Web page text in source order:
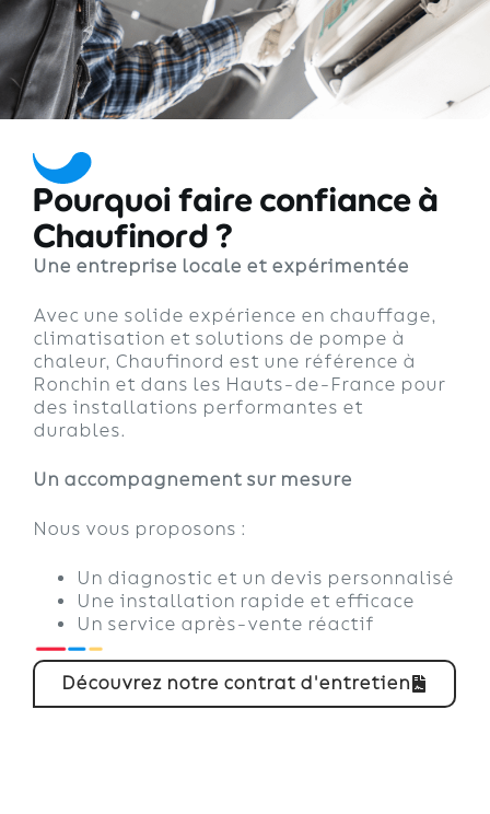
Pourquoi faire confiance à
Chaufinord ?
Une entreprise locale et expérimentée
Avec une solide expérience en chauffage,
climatisation et solutions de pompe à
chaleur, Chaufinord est une référence à
Ronchin et dans les Hauts-de-France pour
des installations performantes et
durables.
Un accompagnement sur mesure
Nous vous proposons :
Un diagnostic et un devis personnalisé
Une installation rapide et efficace
Un service après-vente réactif
Découvrez notre contrat d'entretien